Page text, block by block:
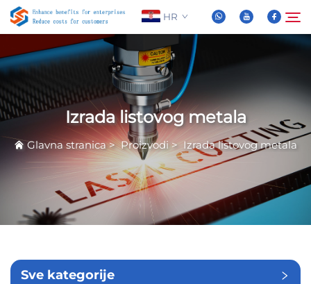
HR
Proizvodi
Novice
Često Postavljana Pitanja
Pretraživanje
Izrada listovog metala
Glavna stranica>Proizvodi> Izrada listovog metala
Sve kategorije